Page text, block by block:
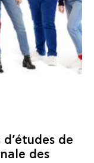
de
des